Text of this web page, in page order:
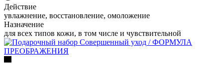
Действие
увлажнение, восстановление, омоложение
Назначение
для всех типов кожи, в том числе и чувствительной